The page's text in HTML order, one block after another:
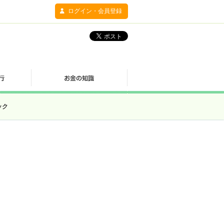
ログイン・会員登録
ク